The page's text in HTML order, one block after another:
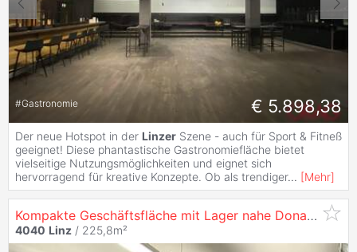
#Gastronomie € 5.898,38
Der neue Hotspot in der Linzer Szene - auch für Sport & Fitneß
geeignet! Diese phantastische Gastronomiefläche bietet
vielseitige Nutzungsmöglichkeiten und eignet sich
hervorragend für kreative Konzepte. Ob als trendiger... [Mehr]
Kompakte Geschäftsfläche mit Lager nahe Donau zu mieten - in
4040 Linz / 225,8m²